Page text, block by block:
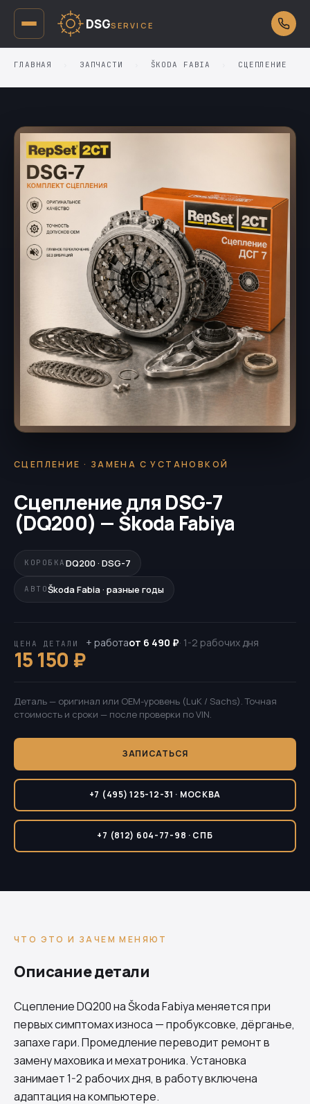
DSGSERVICE
ГЛАВНАЯ ЗАПЧАСТИ ŠKODA FABIA СЦЕПЛЕНИЕ
СЦЕПЛЕНИЕ · ЗАМЕНА С УСТАНОВКОЙ
Сцепление для DSG-7
(DQ200) — Škoda Fabiya
КОРОБКА DQ200 · DSG-7
АВТОŠkoda Fabia · разные годы
ЦЕНА ДЕТАЛИ
15 150 ₽
+ работаот 6 490 ₽· 1-2 рабочих дня
Деталь — оригинал или OEM-уровень (LuK / Sachs). Точная
стоимость и сроки — после проверки по VIN.
ЗАПИСАТЬСЯ
+7 (495) 125-12-31 · МОСКВА
+7 (812) 604-77-98 · СПБ
ЧТО ЭТО И ЗАЧЕМ МЕНЯЮТ
Описание детали
СцеплениеDQ200на Škoda Fabiya меняется при
первых симптомах износа — пробуксовке, дёрганье,
запахе гари. Промедление переводит ремонт в
замену маховика и мехатроника. Установка
занимает 1-2 рабочих дня, в работу включена
адаптация на компьютере.